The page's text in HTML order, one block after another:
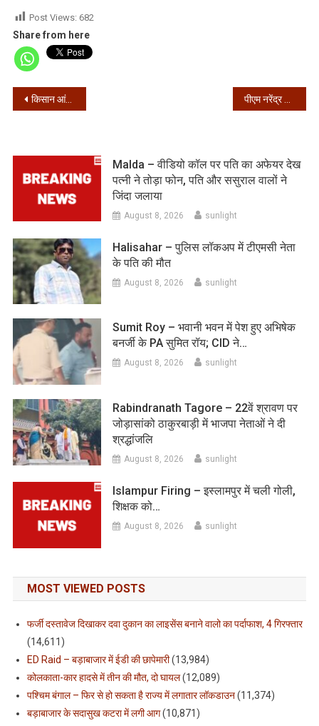
Post Views: 682
Share from here
Post
किसान आंदोलन पर देर रात नड्डा के घर बड़ी बैठक
Malda – वीडियो कॉल पर पति का अफेयर देख
पत्नी ने तोड़ा फोन, पति और ससुराल वालों ने
जिंदा जलाया
August 8, 2026 sunlight
Halisahar – पुलिस लॉकअप में टीएमसी नेता
के पति की मौत
August 8, 2026 sunlight
Sumit Roy – भवानी भवन में पेश हुए अभिषेक
बनर्जी के PA सुमित रॉय; CID ने…
August 8, 2026 sunlight
Rabindranath Tagore – 22वें श्रावण पर
जोड़ासांको ठाकुरबाड़ी में भाजपा नेताओं ने दी
श्रद्धांजलि
August 8, 2026 sunlight
Islampur Firing – इस्लामपुर में चली गोली,
शिक्षक को…
August 8, 2026 sunlight
MOST VIEWED POSTS
फर्जी दस्तावेज दिखाकर दवा दुकान का लाइसेंस बनाने वालो का पर्दाफाश, 4 गिरफ्तार
(14,611)
ED Raid – बड़ाबाजार में ईडी की छापेमारी(13,984)
कोलकाता-कार हादसे में तीन की मौत, दो घायल(12,089)
पश्चिम बंगाल – फिर से हो सकता है राज्य में लगातार लॉकडाउन(11,374)
बड़ाबाजार के सदासुख कटरा में लगी आग(10,871)